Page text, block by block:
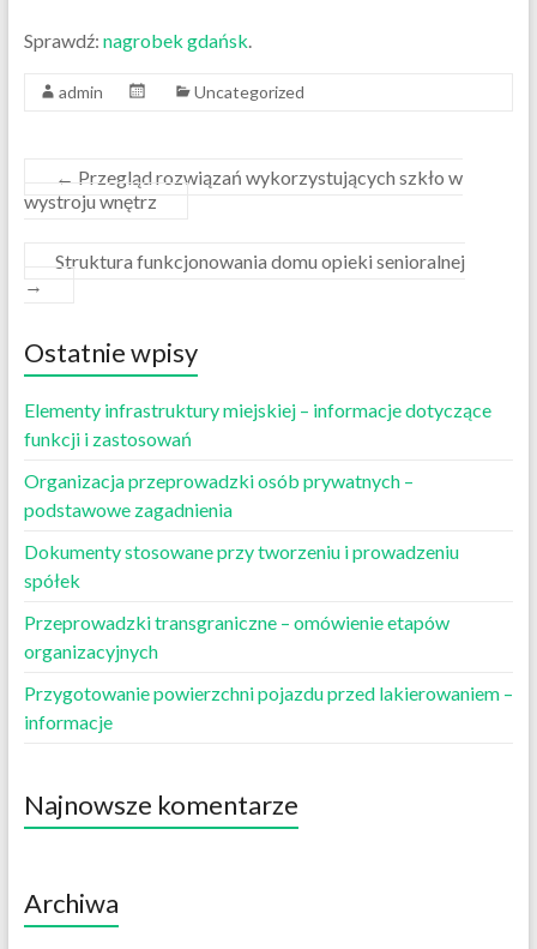
Sprawdź: nagrobek gdańsk.
admin Uncategorized
← Przegląd rozwiązań wykorzystujących szkło w
wystroju wnętrz
Struktura funkcjonowania domu opieki senioralnej
→
Ostatnie wpisy
Elementy infrastruktury miejskiej – informacje dotyczące
funkcji i zastosowań
Organizacja przeprowadzki osób prywatnych –
podstawowe zagadnienia
Dokumenty stosowane przy tworzeniu i prowadzeniu
spółek
Przeprowadzki transgraniczne – omówienie etapów
organizacyjnych
Przygotowanie powierzchni pojazdu przed lakierowaniem –
informacje
Najnowsze komentarze
Archiwa